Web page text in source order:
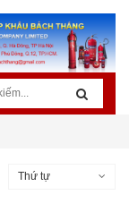
Thứ tự